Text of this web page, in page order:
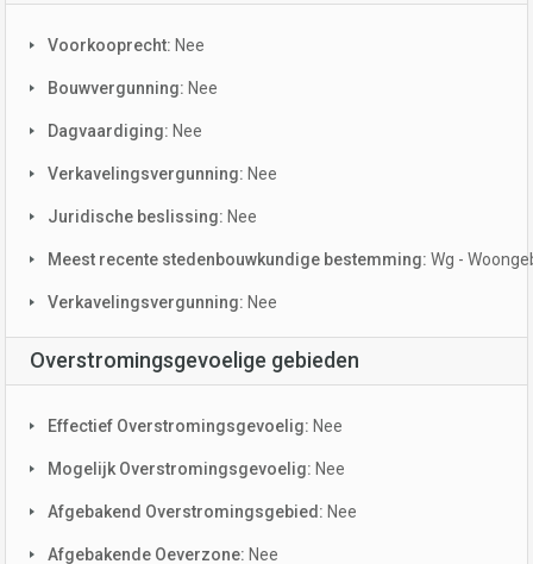
Voorkooprecht: Nee
Bouwvergunning: Nee
Dagvaardiging: Nee
Verkavelingsvergunning: Nee
Juridische beslissing: Nee
Meest recente stedenbouwkundige bestemming: Wg -
Verkavelingsvergunning: Nee
Overstromingsgevoelige gebieden
Effectief Overstromingsgevoelig: Nee
Mogelijk Overstromingsgevoelig: Nee
Afgebakend Overstromingsgebied: Nee
Afgebakende Oeverzone: Nee